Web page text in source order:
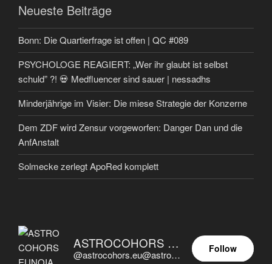
Neueste Beiträge
Bonn: Die Quartierfrage ist offen | QC #089
PSYCHOLOGE REAGIERT: „Wer ihr glaubt ist selbst
schuld” ?! 💀 Medfluencer sind sauer | nessadhs
Minderjährige im Visier: Die miese Strategie der Konzerne
Dem ZDF wird Zensur vorgeworfen: Danger Dan und die
AnfAnstalt
Solmecke zerlegt ApoRed komplett
ASTROCOHORS EUNOIA ULTIMA
@astrocohors.eu@astrocohors.eu
Follow